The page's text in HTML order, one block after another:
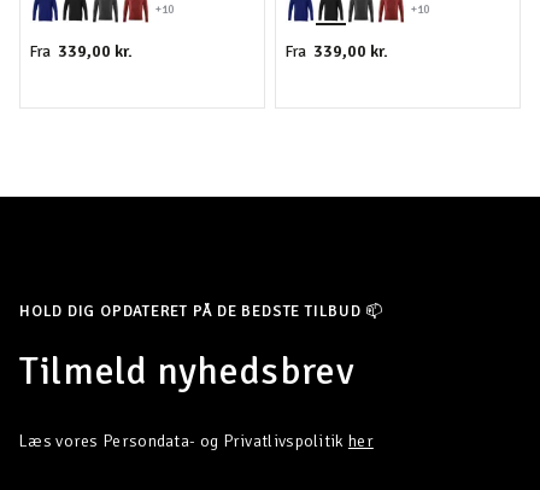
+10
Fra 339,00 kr.
+10
Fra 339,00 kr.
HOLD DIG OPDATERET PÅ DE BEDSTE TILBUD 📫
Tilmeld nyhedsbrev
Læs vores Persondata- og Privatlivspolitik her